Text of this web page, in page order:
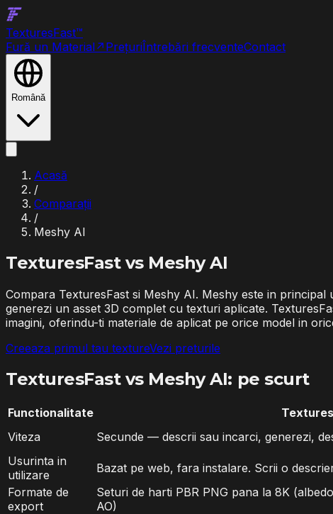
TexturesFast™
Fură un Material↗ PrețuriÎntrebări frecventeContact
Română
Acasă
/
Comparații
/
Meshy AI
TexturesFast vs Meshy AI
Compara TexturesFast si Meshy AI. Meshy este in
generezi un asset 3D complet cu texturi aplicate.
imagini, oferindu-ti materiale de aplicat pe orice model in
Creeaza primul tau textureVezi preturile
TexturesFast vs Meshy AI: pe scurt
Functionalitate
Viteza
Secunde — descrii sau incarci, generezi,
Usurinta in
utilizare
Bazat pe web, fara instalare. Scrii o
Formate de
export
Seturi de harti PBR PNG pana la 8K
AO)